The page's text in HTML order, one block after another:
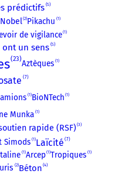
prédictifs 5
2 Pikachu 1
de vigilance 1
ont un sens 5
23 Aztèques 1
7
1 BioNTech 1
Munka 1
rapide (RSF) 3
Simods 1 Laïcité 7
1 Arcep 1 Tropiques 1
2 Béton 4